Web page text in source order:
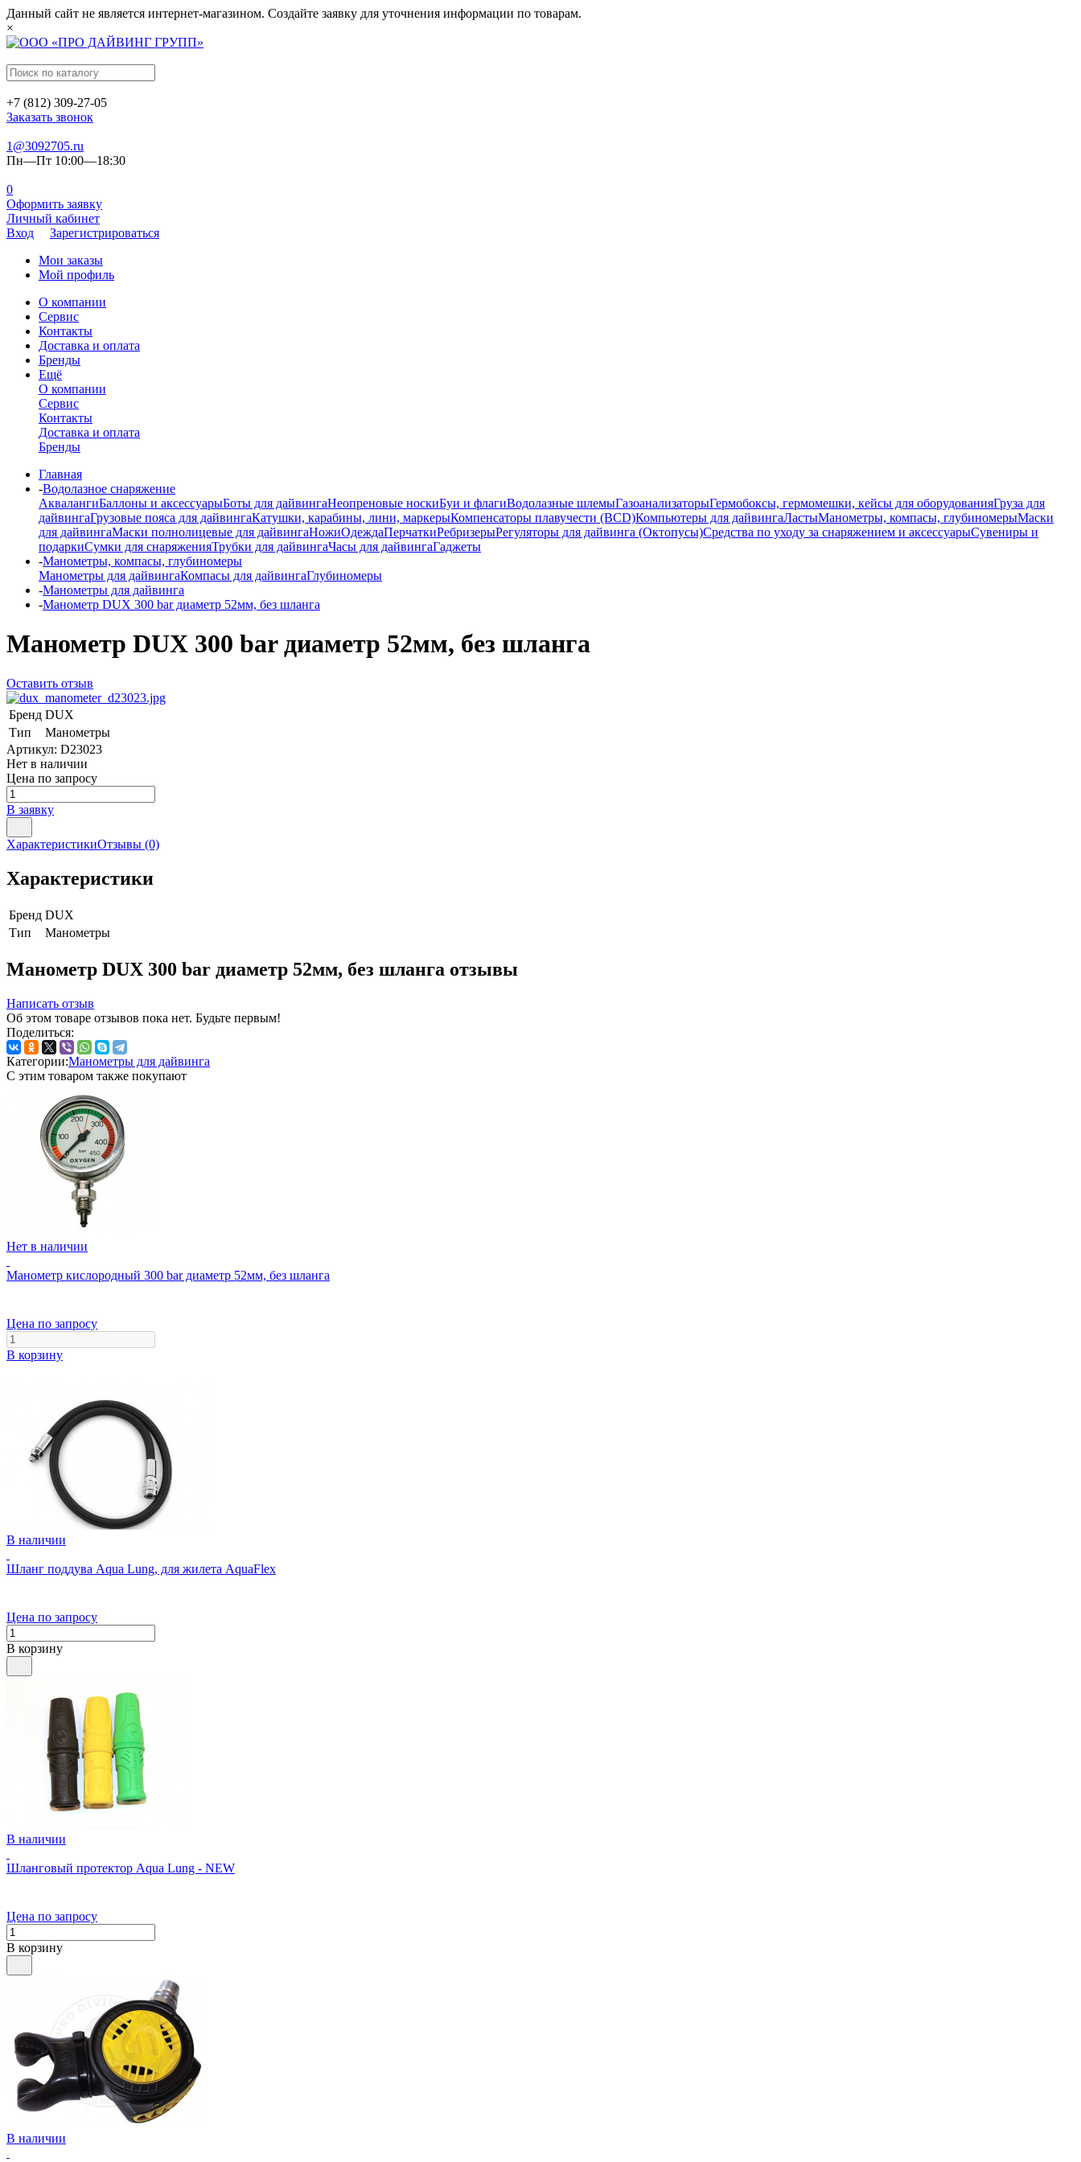
Данный сайт не является интернет-магазином. Создайте заявку для уточнения информации по товарам.
×
+7 (812) 309-27-05
Заказать звонок
1@3092705.ru
Пн—Пт 10:00—18:30
0
Оформить заявку
Личный кабинет
Вход
Зарегистрироваться
Мои заказы
Мой профиль
О компании
Сервис
Контакты
Доставка и оплата
Бренды
Ещё
О компании
Сервис
Контакты
Доставка и оплата
Бренды
Главная
-Водолазное снаряжение
АквалангиБаллоны и аксессуарыБоты для дайвингаНеопреновые носкиБуи и флагиВодолазные шлемыГазоанализаторыГермобоксы, гермомешки, кейсы для оборудованияГруза для
дайвингаГрузовые пояса для дайвингаКатушки, карабины, лини, маркерыКомпенсаторы плавучести (BCD)Компьютеры для дайвингаЛастыМанометры, компасы, глубиномерыМаски
для дайвингаМаски полнолицевые для дайвингаНожиОдеждаПерчаткиРебризерыРегуляторы для дайвинга (Октопусы)Средства по уходу за снаряжением и аксессуарыСувениры и
подаркиСумки для снаряженияТрубки для дайвингаЧасы для дайвингаГаджеты
-Манометры, компасы, глубиномеры
Манометры для дайвингаКомпасы для дайвингаГлубиномеры
-Манометры для дайвинга
-Манометр DUX 300 bar диаметр 52мм, без шланга
Манометр DUX 300 bar диаметр 52мм, без шланга
Оставить отзыв
Бренд DUX
Тип
Манометры
Артикул: D23023
Нет в наличии
Цена по запросу
В заявку
ХарактеристикиОтзывы (0)
Характеристики
Бренд DUX
Тип
Манометры
Манометр DUX 300 bar диаметр 52мм, без шланга отзывы
Написать отзыв
Об этом товаре отзывов пока нет. Будьте первым!
Поделиться:
Категории:Манометры для дайвинга
С этим товаром также покупают
Нет в наличии
Манометр кислородный 300 bar диаметр 52мм, без шланга
Цена по запросу
В корзину
В наличии
Шланг поддува Aqua Lung, для жилета AquaFlex
Цена по запросу
В корзину
В наличии
Шланговый протектор Aqua Lung - NEW
Цена по запросу
В корзину
В наличии